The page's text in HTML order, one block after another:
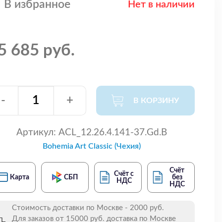
В избранное Нет в наличии
685 руб.
- + В КОРЗИНУ
Артикул: ACL_12.26.4.141-37.Gd.B
Bohemia Art Classic (Чехия)
Карта СБП
Счёт с
НДС
Счёт
без
НДС
Стоимость доставки по Москве - 2000 руб.
Для заказов от 15000 руб. доставка по Москве